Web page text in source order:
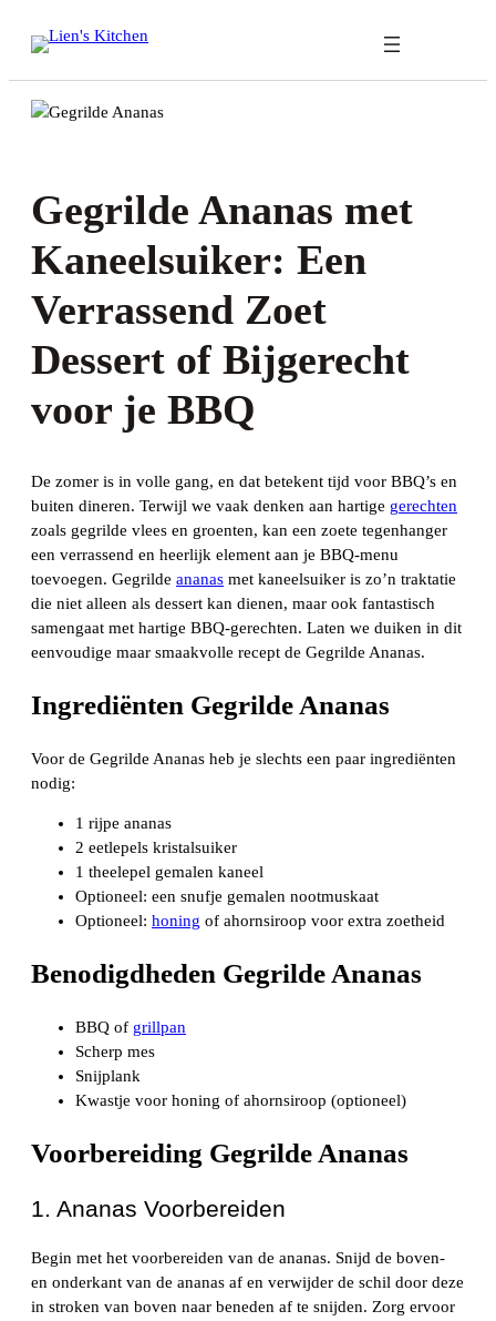
naar
Gegrilde Ananas met
Kaneelsuiker: Een
Verrassend Zoet
Dessert of Bijgerecht
voor je BBQ
De zomer is in volle gang, en dat betekent tijd voor BBQ’s en
buiten dineren. Terwijl we vaak denken aan hartige gerechten
zoals gegrilde vlees en groenten, kan een zoete tegenhanger
een verrassend en heerlijk element aan je BBQ-menu
toevoegen. Gegrilde ananas met kaneelsuiker is zo’n traktatie
die niet alleen als dessert kan dienen, maar ook fantastisch
samengaat met hartige BBQ-gerechten. Laten we duiken in dit
eenvoudige maar smaakvolle recept de Gegrilde Ananas.
Ingrediënten Gegrilde Ananas
Voor de Gegrilde Ananas heb je slechts een paar ingrediënten
nodig:
1 rijpe ananas
2 eetlepels kristalsuiker
1 theelepel gemalen kaneel
Optioneel: een snufje gemalen nootmuskaat
Optioneel: honing of ahornsiroop voor extra zoetheid
Benodigdheden Gegrilde Ananas
BBQ of grillpan
Scherp mes
Snijplank
Kwastje voor honing of ahornsiroop (optioneel)
Voorbereiding Gegrilde Ananas
1. Ananas Voorbereiden
Begin met het voorbereiden van de ananas. Snijd de boven-
en onderkant van de ananas af en verwijder de schil door deze
in stroken van boven naar beneden af te snijden. Zorg ervoor